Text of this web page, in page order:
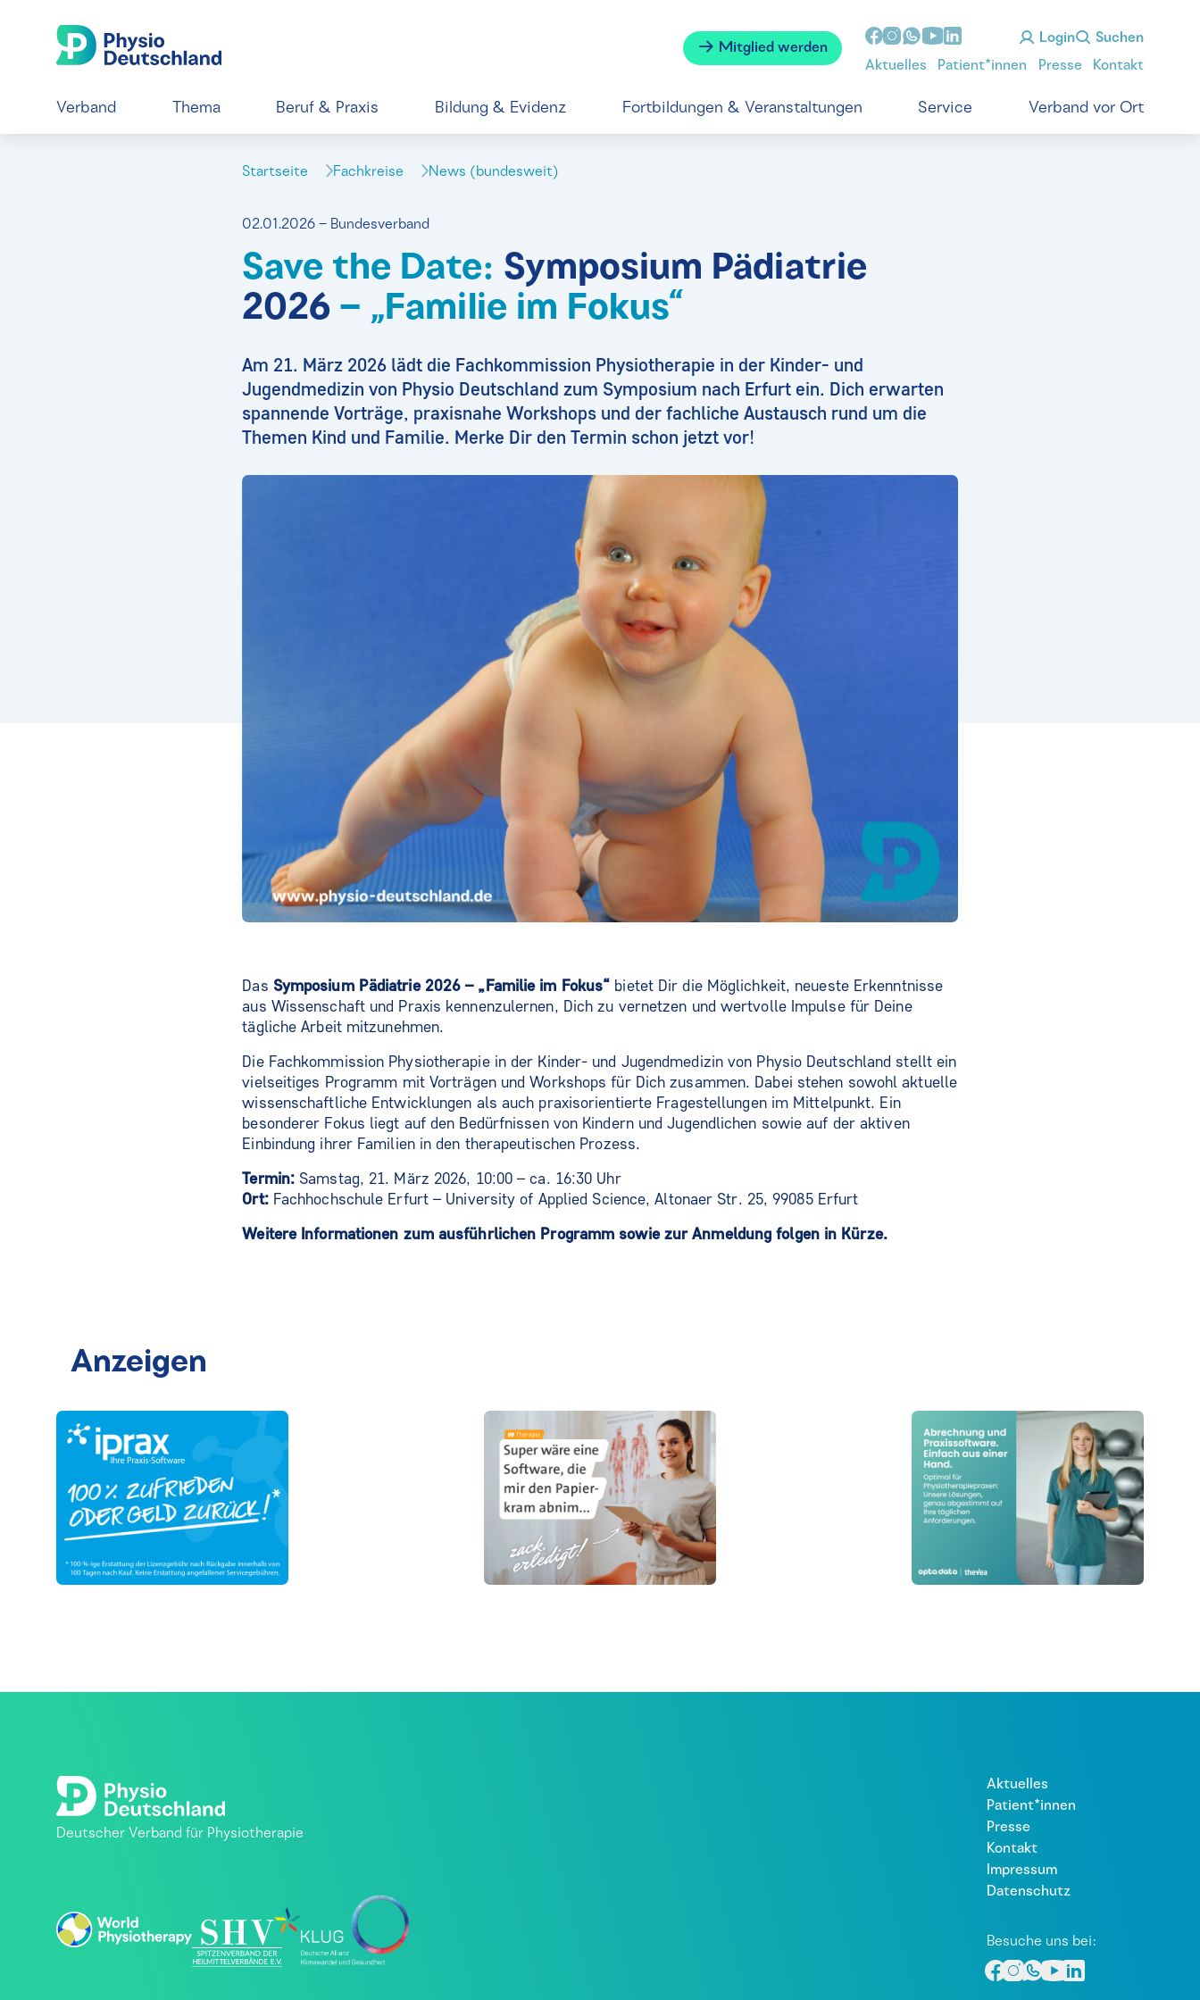
Mitglied werden
Login Suchen
Aktuelles Patient*innen Presse Kontakt
Verband Thema Beruf & Praxis Bildung & Evidenz Fortbildungen & Veranstaltungen Service Verband vor Ort
Startseite Fachkreise News (bundesweit)
02.01.2026 – Bundesverband
Save the Date: Symposium Pädiatrie
2026 – „Familie im Fokus“
Am 21. März 2026 lädt die Fachkommission Physiotherapie in der Kinder- und
Jugendmedizin von Physio Deutschland zum Symposium nach Erfurt ein. Dich erwarten
spannende Vorträge, praxisnahe Workshops und der fachliche Austausch rund um die
Themen Kind und Familie. Merke Dir den Termin schon jetzt vor!
Das Symposium Pädiatrie 2026 – „Familie im Fokus“ bietet Dir die Möglichkeit, neueste Erkenntnisse
aus Wissenschaft und Praxis kennenzulernen, Dich zu vernetzen und wertvolle Impulse für Deine
tägliche Arbeit mitzunehmen.
Die Fachkommission Physiotherapie in der Kinder- und Jugendmedizin von Physio Deutschland stellt ein
vielseitiges Programm mit Vorträgen und Workshops für Dich zusammen. Dabei stehen sowohl aktuelle
wissenschaftliche Entwicklungen als auch praxisorientierte Fragestellungen im Mittelpunkt. Ein
besonderer Fokus liegt auf den Bedürfnissen von Kindern und Jugendlichen sowie auf der aktiven
Einbindung ihrer Familien in den therapeutischen Prozess.
Termin: Samstag, 21. März 2026, 10:00 – ca. 16:30 Uhr
Ort:Fachhochschule Erfurt – University of Applied Science, Altonaer Str. 25, 99085 Erfurt
Weitere Informationen zum ausführlichen Programm sowie zur Anmeldung folgen in Kürze.
Anzeigen
Deutscher Verband für Physiotherapie
Aktuelles
Patient*innen
Presse
Kontakt
Impressum
Datenschutz
Besuche uns bei: